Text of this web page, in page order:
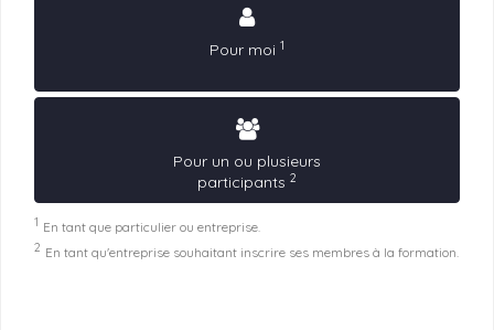
Pour moi 1
Pour un ou plusieurs
participants 2
1 En tant que particulier ou entreprise.
2 En tant qu'entreprise souhaitant inscrire ses membres à la formation.